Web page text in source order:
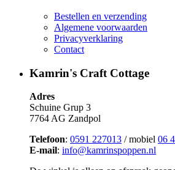
Bestellen en verzending
Algemene voorwaarden
Privacyverklaring
Contact
Kamrin's Craft Cottage
Adres
Schuine Grup 3
7764 AG Zandpol
Telefoon: 0591 227013 / mobiel 06
E-mail: info@kamrinspoppen.nl